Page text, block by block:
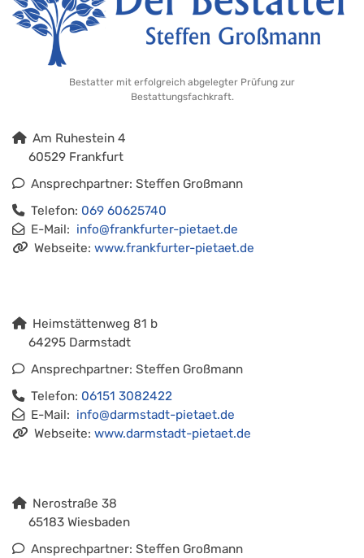
Bestatter mit erfolgreich abgelegter Prüfung zur
Bestattungsfachkraft.
Am Ruhestein 4
60529 Frankfurt
Ansprechpartner: Steffen Großmann
Telefon: 069 60625740
E-Mail: info@frankfurter-pietaet.de​​​​​​​
Webseite: www.frankfurter-pietaet.de
Heimstättenweg 81 b
64295 Darmstadt
Ansprechpartner: Steffen Großmann
Telefon: 06151 3082422
E-Mail: info@darmstadt-pietaet.de
Webseite: www.darmstadt-pietaet.de
Nerostraße 38
65183 Wiesbaden
Ansprechpartner: Steffen Großmann